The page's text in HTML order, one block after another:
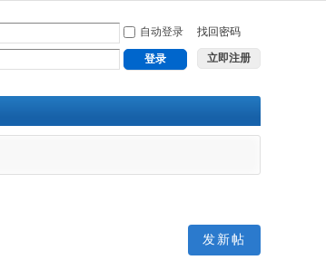
自动登录 找回密码
登录 立即注册
发新帖